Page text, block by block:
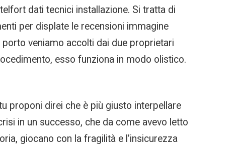
dati tecnici installazione. Si tratta di
per displate le recensioni immagine
veniamo accolti dai due proprietari
esso funziona in modo olistico.
proponi direi che è più giusto interpellare
in un successo, che da come avevo letto
giocano con la fragilità e l’insicurezza